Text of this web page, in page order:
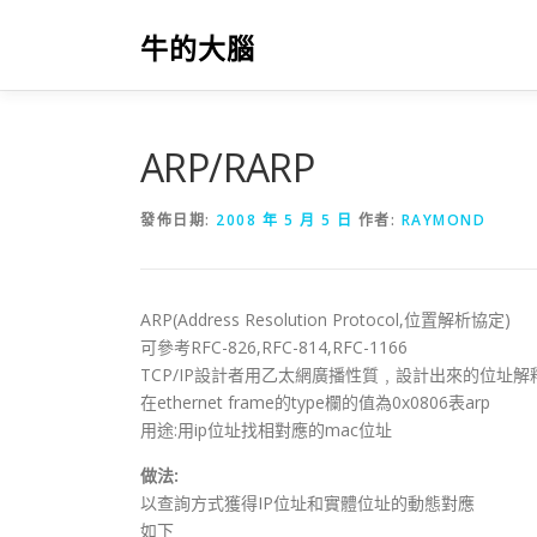
要
牛的大腦
ARP/RARP
發佈日期: 2008 年 5 月 5 日 作者: RAYMOND
ARP(Address Resolution Protocol,位置解析協定)
可參考RFC-826,RFC-814,RFC-1166
TCP/IP設計者用乙太網廣播性質﹐設計出來的位址解
在ethernet frame的type欄的值為0x0806表arp
用途:用ip位址找相對應的mac位址
做法:
以查詢方式獲得IP位址和實體位址的動態對應
如下